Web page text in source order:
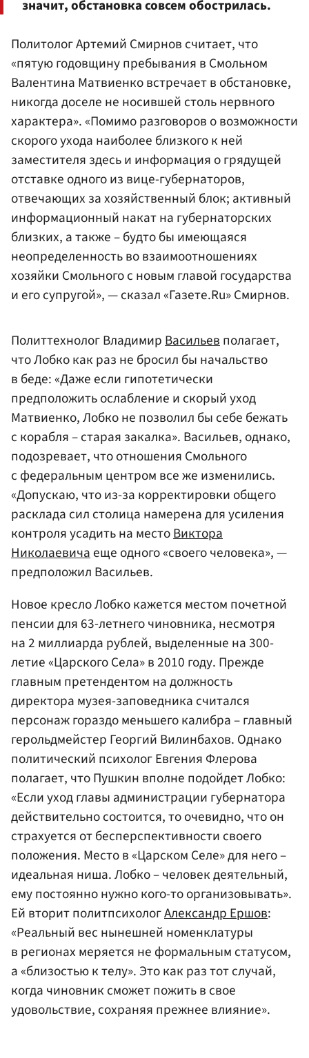
значит, обстановка совсем обострилась.
Политолог Артемий Смирнов считает, что
«пятую годовщину пребывания в Смольном
Валентина Матвиенко встречает в обстановке,
никогда доселе не носившей столь нервного
характера». «Помимо разговоров о возможности
скорого ухода наиболее близкого к ней
заместителя здесь и информация о грядущей
отставке одного из вице-губернаторов,
отвечающих за хозяйственный блок; активный
информационный накат на губернаторских
близких, а также – будто бы имеющаяся
неопределенность во взаимоотношениях
хозяйки Смольного с новым главой государства
и его супругой», — сказал «Газете.Ru» Смирнов.
Политтехнолог ВладимирВасильевполагает,
что Лобко как раз не бросил бы начальство
в беде: «Даже если гипотетически
предположить ослабление и скорый уход
Матвиенко, Лобко не позволил бы себе бежать
с корабля – старая закалка». Васильев, однако,
подозревает, что отношения Смольного
с федеральным центром все же изменились.
«Допускаю, что из-за корректировки общего
расклада сил столица намерена для усиления
контроля усадить на местоВиктора
Николаевичаеще одного «своего человека», —
предположил Васильев.
Новое кресло Лобко кажется местом почетной
пенсии для 63-летнего чиновника, несмотря
на 2 миллиарда рублей, выделенные на 300-
летие «Царского Села» в 2010 году. Прежде
главным претендентом на должность
директора музея-заповедника считался
персонаж гораздо меньшего калибра – главный
герольдмейстер Георгий Вилинбахов. Однако
политический психолог Евгения Флерова
полагает, что Пушкин вполне подойдет Лобко:
«Если уход главы администрации губернатора
действительно состоится, то очевидно, что он
страхуется от бесперспективности своего
положения. Место в «Царском Селе» для него –
идеальная ниша. Лобко – человек деятельный,
ему постоянно нужно кого-то организовывать».
Ей вторит политпсихологАлександр Ершов:
«Реальный вес нынешней номенклатуры
в регионах меряется не формальным статусом,
а «близостью к телу». Это как раз тот случай,
когда чиновник сможет пожить в свое
удовольствие, сохраняя прежнее влияние».